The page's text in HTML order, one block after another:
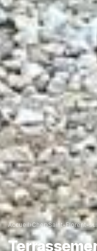
Accueil›Cher›Saint-Florent-